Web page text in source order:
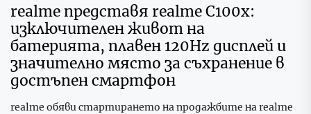
realme представя realme C100x:
изключителен живот на
батерията, плавен 120Hz дисплей и
значително място за съхранение в
достъпен смартфон
realme обяви стартирането на продажбите на realme